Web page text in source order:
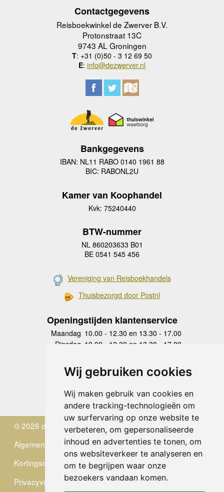
Wij gebruiken cookies
Wij maken gebruik van cookies en
andere tracking-technologieën om
uw surfervaring op onze website te
verbeteren, om gepersonaliseerde
inhoud en advertenties te tonen, om
ons websiteverkeer te analyseren en
om te begrijpen waar onze
bezoekers vandaan komen.
Contactgegevens
Reisboekwinkel de Zwerver B.V.
Protonstraat 13C
9743 AL Groningen
T: +31 (0)50 - 3 12 69 50
E: info@dezwerver.nl
Bankgegevens
IBAN: NL11 RABO 0140 1961 88
BIC: RABONL2U
Kamer van Koophandel
Kvk: 75240440
BTW-nummer
NL 860203633 B01
BE 0541 545 456
Vereniging van Reisboekhandels
Thuisbezorgd door Postnl
Openingstijden klantenservice
Maandag 10.00 - 12.30 en 13.30 - 17.00
Dinsdag 10.00 - 12.30 en 13.30 - 17.00
Donderdag
10.00 - 12.30 en 13.30 - 17.00
Vrijdag 10.00 - 12.30 en 13.30 - 17.00
Zaterdag
gesloten
Zondag gesloten
© 2026 de Zwerver
Algemene Voorwaarden
Kortingscode
Privacyverklaring